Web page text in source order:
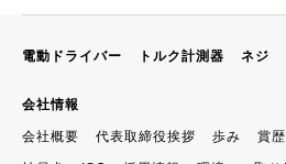
電動ドライバー トルク計測器 ネジ
会社情報
会社概要 代表取締役挨拶 歩み 賞歴